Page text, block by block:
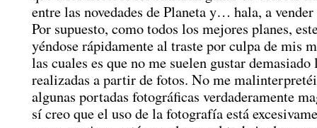
entre las novedades de Planeta y… hala, a
Por supuesto, como todos los mejores planes,
yéndose rápidamente al traste por culpa de mis
las cuales es que no me suelen gustar demasiado
realizadas a partir de fotos. No me
algunas portadas fotográficas verdaderamente
sí creo que el uso de la fotografía está